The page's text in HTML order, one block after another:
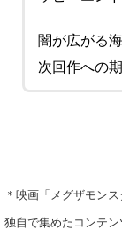
闇が広がる
次回作への
＊映画「メグザモン
独自で集めたコンテ